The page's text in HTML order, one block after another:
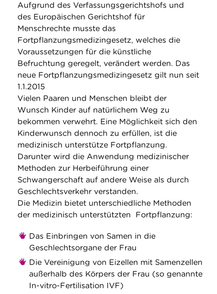
Aufgrund des Verfassungsgerichtshofs und
des Europäischen Gerichtshof für
Menschrechte musste das
Fortpflanzungsmedizingesetz, welches die
Voraussetzungen für die künstliche
Befruchtung geregelt, verändert werden. Das
neue Fortpflanzungsmedizingesetz gilt nun seit
1.1.2015
Vielen Paaren und Menschen bleibt der
Wunsch Kinder auf natürlichem Weg zu
bekommen verwehrt. Eine Möglichkeit sich den
Kinderwunsch dennoch zu erfüllen, ist die
medizinisch unterstütze Fortpflanzung.
Darunter wird die Anwendung medizinischer
Methoden zur Herbeiführung einer
Schwangerschaft auf andere Weise als durch
Geschlechtsverkehr verstanden.
Die Medizin bietet unterschiedliche Methoden
der medizinisch unterstützten Fortpflanzung:
Das Einbringen von Samen in die
Geschlechtsorgane der Frau
Die Vereinigung von Eizellen mit Samenzellen
außerhalb des Körpers der Frau (so genannte
In-vitro-Fertilisation IVF)